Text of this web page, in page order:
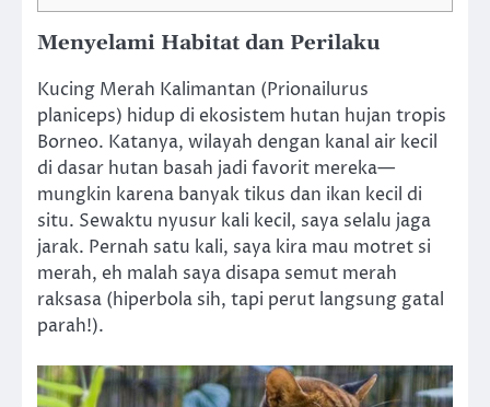
Menyelami Habitat dan Perilaku
Kucing Merah Kalimantan (Prionailurus
planiceps) hidup di ekosistem hutan hujan tropis
Borneo. Katanya, wilayah dengan kanal air kecil
di dasar hutan basah jadi favorit mereka—
mungkin karena banyak tikus dan ikan kecil di
situ. Sewaktu nyusur kali kecil, saya selalu jaga
jarak. Pernah satu kali, saya kira mau motret si
merah, eh malah saya disapa semut merah
raksasa (hiperbola sih, tapi perut langsung gatal
parah!).